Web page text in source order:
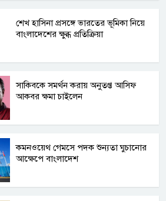
শেখ হাসিনা প্রসঙ্গে ভারতের ভূমিকা নিয়ে
বাংলাদেশের ক্ষুব্ধ প্রতিক্রিয়া
সাকিবকে সমর্থন করায় অনুতপ্ত আসিফ
আকবর ক্ষমা চাইলেন
কমনওয়েথ গেমসে পদক শুন্যতা ঘুচানোর
আক্ষেপে বাংলাদেশ